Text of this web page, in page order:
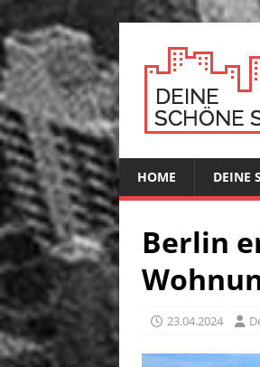
HOME DEINE
Berlin
23.04.2024